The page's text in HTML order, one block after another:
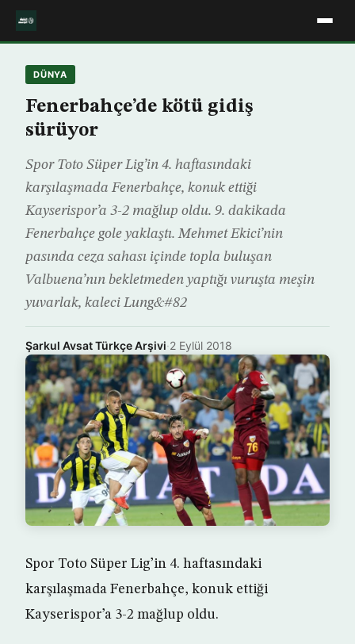
DÜNYA
Fenerbahçe’de kötü gidiş
sürüyor
Spor Toto Süper Lig’in 4. haftasındaki
karşılaşmada Fenerbahçe, konuk ettiği
Kayserispor’a 3-2 mağlup oldu. 9. dakikada
Fenerbahçe gole yaklaştı. Mehmet Ekici’nin
pasında ceza sahası içinde topla buluşan
Valbuena’nın bekletmeden yaptığı vuruşta meşin
yuvarlak, kaleci Lung&#82
Şarkul Avsat Türkçe Arşivi·2 Eylül 2018
Spor Toto Süper Lig’in 4. haftasındaki
karşılaşmada Fenerbahçe, konuk ettiği
Kayserispor’a 3-2 mağlup oldu.